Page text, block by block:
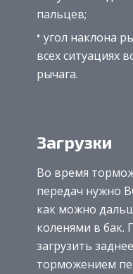
пальцев;
угол наклона
всех ситуациях
рычага.
Загрузки
Во время
передач нужно
как можно
коленями в бак.
загрузить
торможением